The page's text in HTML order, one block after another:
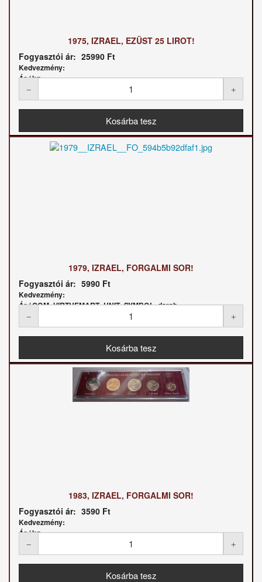
1975, IZRAEL, EZÜST 25 LIROT!
Fogyasztói ár: 25990 Ft
Kedvezmény:
Ár / kg:
1979, IZRAEL, FORGALMI SOR!
Fogyasztói ár: 5990 Ft
Kedvezmény:
Ár / COM_VIRTUEMART_UNIT_SYMBOL_darab:
1983, IZRAEL, FORGALMI SOR!
Fogyasztói ár: 3590 Ft
Kedvezmény:
Ár / kg: